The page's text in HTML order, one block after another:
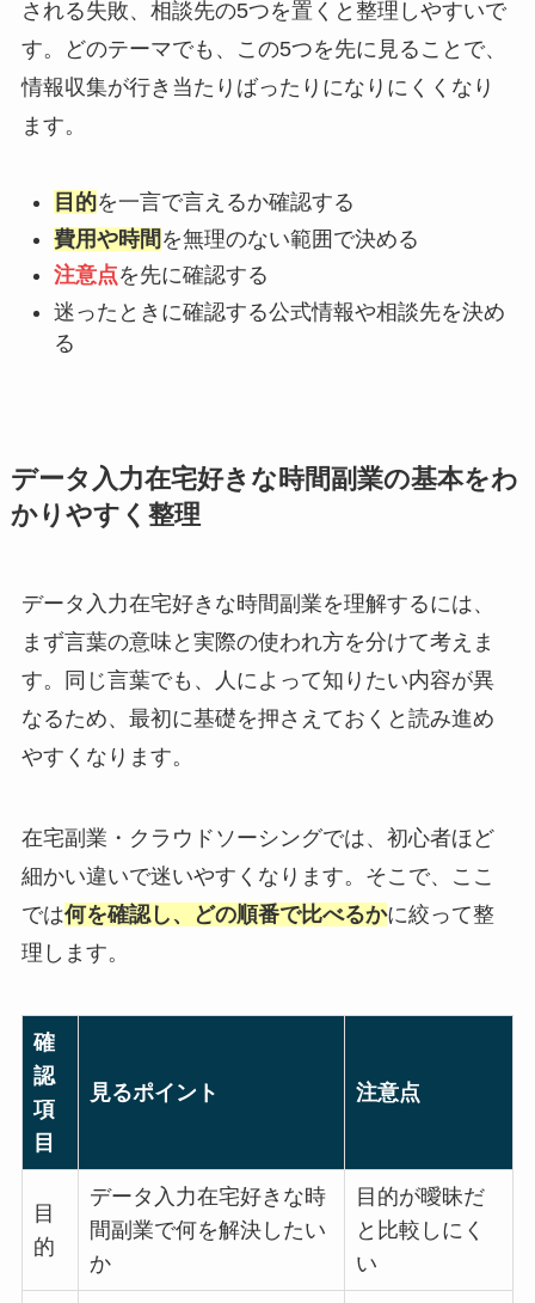
される失敗、相談先の5つを置くと整理しやすいで
す。どのテーマでも、この5つを先に見ることで、
情報収集が行き当たりばったりになりにくくなり
ます。
目的を一言で言えるか確認する
費用や時間 を無理のない範囲で決める
注意点を先に確認する
迷ったときに確認する公式情報や相談先を決め
る
データ入力在宅好きな時間副業の基本をわ
かりやすく整理
データ入力在宅好きな時間副業を理解するには、
まず言葉の意味と実際の使われ方を分けて考えま
す。同じ言葉でも、人によって知りたい内容が異
なるため、最初に基礎を押さえておくと読み進め
やすくなります。
在宅副業・クラウドソーシングでは、初心者ほど
細かい違いで迷いやすくなります。そこで、ここ
では何を確認し、どの順番で比べるかに絞って整
理します。
確
認
項
目
見るポイント 注意点
目
的
データ入力在宅好きな時
間副業で何を解決したい
か
目的が曖昧だ
と比較しにく
い